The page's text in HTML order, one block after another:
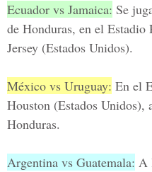
Ecuador vs Jamaica: Se
de Honduras, en el Estadio
Jersey (Estados Unidos).
México vs Uruguay: En el
Houston (Estados Unidos),
Honduras.
Argentina vs Guatemala: A